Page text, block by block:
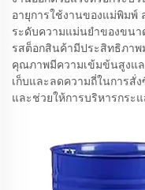
อายุการใช้งานของแม่พิมพ์
ระดับความแม่นยำของขน
รสต็อกสินค้ามีประสิทธิภา
คุณภาพมีความเข้มข้นสูงแ
เก็บและลดความถี่ในการสั่
และช่วยให้การบริหารกระ